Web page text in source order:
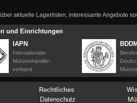
aktuelle Lagerlisten, interessante Angebote
und Einrichtungen
IAPN
Internationaler
Münzenhändler-
verband
BDDM
Rechtliches
Datenschutz